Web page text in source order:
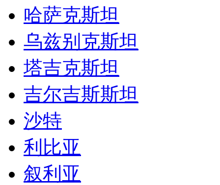
哈萨克斯坦
乌兹别克斯坦
塔吉克斯坦
吉尔吉斯斯坦
沙特
利比亚
叙利亚